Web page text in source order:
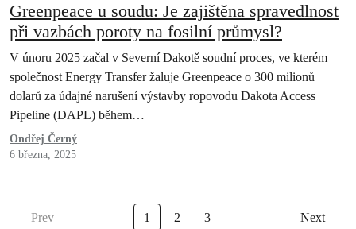
Greenpeace u soudu: Je zajištěna spravedlnost
při vazbách poroty na fosilní průmysl?
V únoru 2025 začal v Severní Dakotě soudní proces, ve kterém
společnost Energy Transfer žaluje Greenpeace o 300 milionů
dolarů za údajné narušení výstavby ropovodu Dakota Access
Pipeline (DAPL) během…
Ondřej Černý
6 března, 2025
Prev 1 2 3 Next